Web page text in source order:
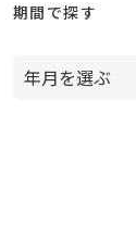
期間で探す
年月を選ぶ